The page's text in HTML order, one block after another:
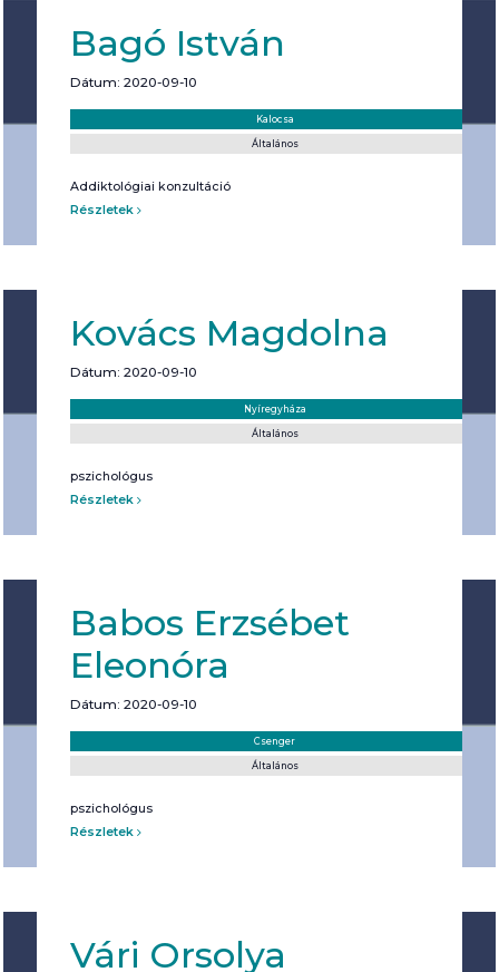
Bagó István
Dátum: 2020-09-10
Kalocsa
Általános
Addiktológiai konzultáció
Részletek
Kovács Magdolna
Dátum: 2020-09-10
Nyíregyháza
Általános
pszichológus
Részletek
Babos Erzsébet
Eleonóra
Dátum: 2020-09-10
Csenger
Általános
pszichológus
Részletek
Vári Orsolya